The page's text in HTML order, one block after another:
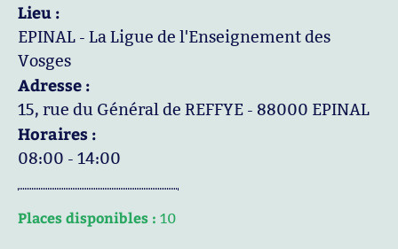
Lieu :
EPINAL - La Ligue de l'Enseignement des
Vosges
Adresse :
15, rue du Général de REFFYE - 88000 EPINAL
Horaires :
08:00 - 14:00
Places disponibles : 10